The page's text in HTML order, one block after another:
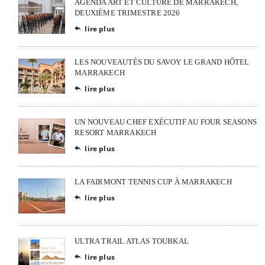
AGENDA ART ET CULTURE DE MARRAKECH,
DEUXIÈME TRIMESTRE 2026
 lire plus
LES NOUVEAUTÉS DU SAVOY LE GRAND HÔTEL
MARRAKECH
 lire plus
UN NOUVEAU CHEF EXÉCUTIF AU FOUR SEASONS
RESORT MARRAKECH
 lire plus
LA FAIRMONT TENNIS CUP À MARRAKECH
 lire plus
ULTRA TRAIL ATLAS TOUBKAL
 lire plus